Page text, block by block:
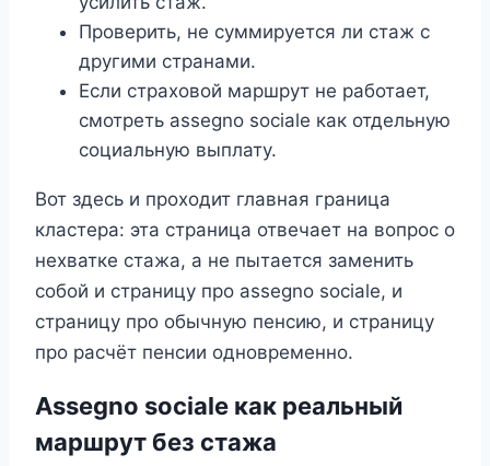
Проверить, не суммируется ли стаж с
другими странами.
Если страховой маршрут не работает,
смотреть assegno sociale как отдельную
социальную выплату.
Вот здесь и проходит главная граница
кластера: эта страница отвечает на вопрос о
нехватке стажа, а не пытается заменить
собой и страницу про assegno sociale, и
страницу про обычную пенсию, и страницу
про расчёт пенсии одновременно.
Assegno sociale как реальный
маршрут без стажа